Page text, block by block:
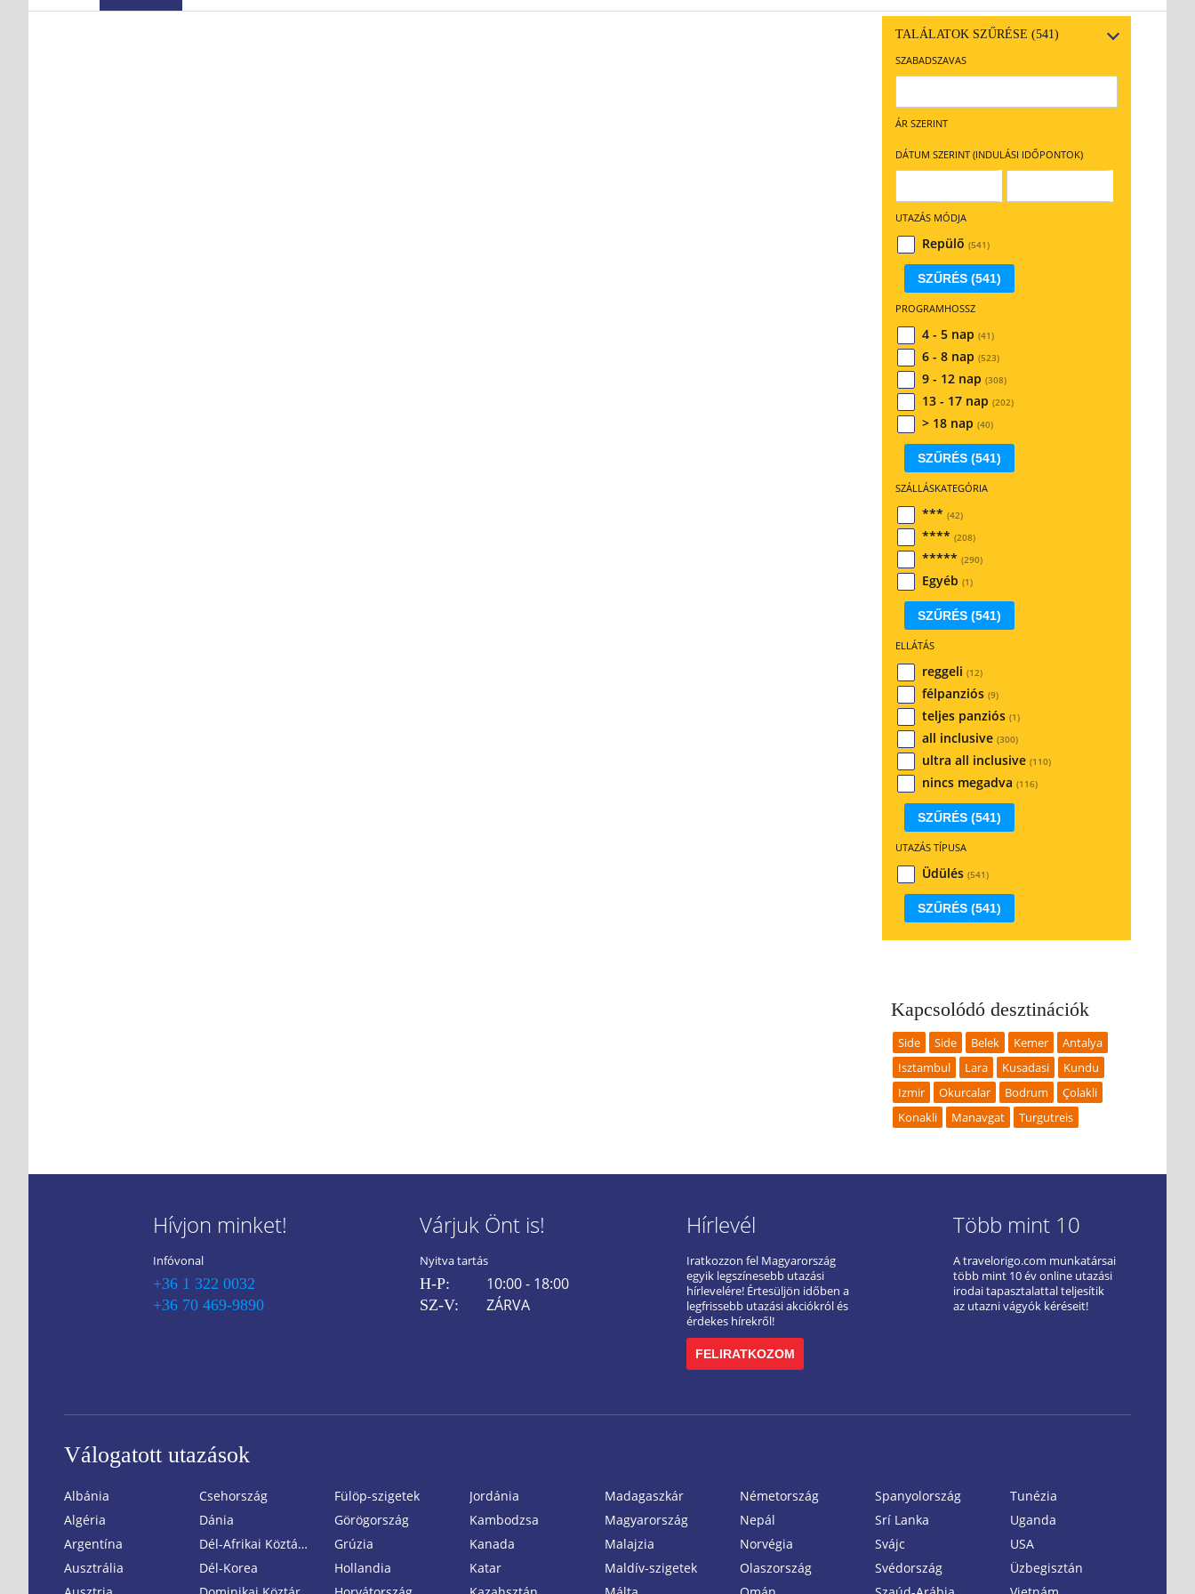
TALÁLATOK SZŰRÉSE (541)
SZABADSZAVAS
ÁR SZERINT
DÁTUM SZERINT (INDULÁSI IDŐPONTOK)
UTAZÁS MÓDJA
Repülő (541)
SZŰRÉS (541)
PROGRAMHOSSZ
4 - 5 nap (41)
6 - 8 nap (523)
9 - 12 nap (308)
13 - 17 nap (202)
> 18 nap (40)
SZŰRÉS (541)
SZÁLLÁSKATEGÓRIA
*** (42)
**** (208)
***** (290)
Egyéb (1)
SZŰRÉS (541)
ELLÁTÁS
reggeli (12)
félpanziós (9)
teljes panziós (1)
all inclusive (300)
ultra all inclusive (110)
nincs megadva (116)
SZŰRÉS (541)
UTAZÁS TÍPUSA
Üdülés (541)
SZŰRÉS (541)
Kapcsolódó desztinációk
Side Side Belek Kemer
Antalya
Isztambul
Lara Kusadasi
Kundu
Izmir
Okurcalar Bodrum
Çolakli
Konakli
Manavgat Turgutreis
Hívjon minket!
Infóvonal
+36 1 322 0032
+36 70 469-9890
Várjuk Önt is!
Nyitva tartás
H-P: 10:00 - 18:00
SZ-V: ZÁRVA
Hírlevél
Iratkozzon fel Magyarország
egyik legszínesebb utazási
hírlevelére! Értesüljön időben a
legfrissebb utazási akciókról és
érdekes hírekről!
FELIRATKOZOM
Több mint 10
A travelorigo.com munkatársai
több mint 10 év online utazási
irodai tapasztalattal teljesítik
az utazni vágyók kéréseit!
Válogatott utazások
Albánia
Algéria
Argentína
Ausztrália
Csehország
Dánia
Dél-Afrikai Köztársaság
Dél-Korea
Fülöp-szigetek
Görögország
Grúzia
Hollandia
Jordánia
Kambodzsa
Kanada
Katar
Madagaszkár
Magyarország
Malajzia
Maldív-szigetek
Németország
Nepál
Norvégia
Olaszország
Spanyolország
Srí Lanka
Svájc
Svédország
Tunézia
Uganda
USA
Üzbegisztán